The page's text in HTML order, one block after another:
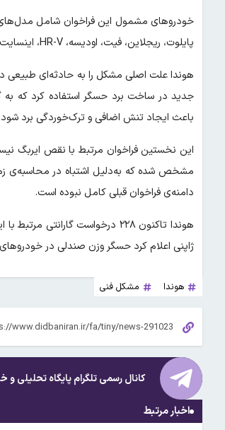
پایلوت، ریجلاین، فیت، اودیسه، HR-V، اینسایت و پاسپورت و همچنین آکورا MDX و TLX و RDX.
هوندا علت اصلی مشکل را به حادثه‌ای طبیعی
جدید در ساخت برد حسگر استفاده کرد که به
باعث ایجاد تنش اضافی و ترک‌خوردگی برد
مشخص شده که به‌دلیل اشتباه در محاسبه‌ی
دامنه‌ی فراخوان قبلی کامل نبوده است.
هوندا تاکنون ۲۲۸ درخواست
ژاپنی اعلام کرد حسگر وزن صندلی در
هوندا مشکل فنی
کانال رسمی تلگرام پایگاه تحلیلی و
اخبار مرتبط